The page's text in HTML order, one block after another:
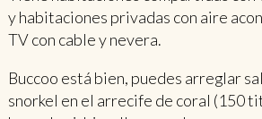
y habitaciones privadas con aire
TV con cable y nevera.
Buccoo está bien, puedes arreglar
snorkel en el arrecife de coral (150